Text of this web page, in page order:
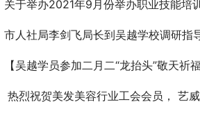
关于举办2021年9月份举办职业技能培
市人社局李剑飞局长到吴越学校调研指
【吴越学员参加二月二“龙抬头”敬天祈
热烈祝贺美发美容行业工会会员， 艺威造型李威荣获“濮